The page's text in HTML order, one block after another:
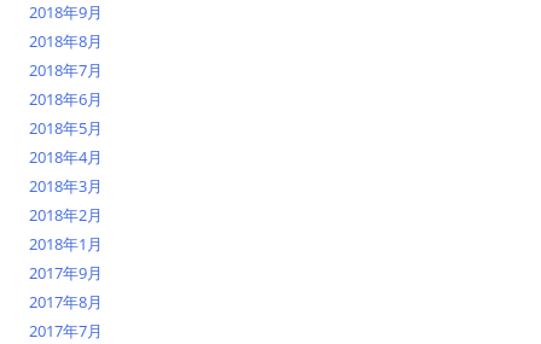
2018年9月
2018年8月
2018年7月
2018年6月
2018年5月
2018年4月
2018年3月
2018年2月
2018年1月
2017年9月
2017年8月
2017年7月